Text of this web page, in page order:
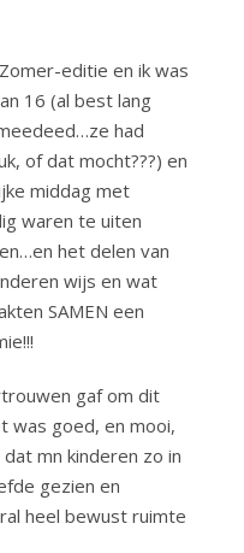
editie en ik was
16 (al best lang
had
of dat mocht???) en
middag met
waren te uiten
het delen van
wijs en wat
SAMEN een
gaf om dit
was goed, en mooi,
mn kinderen zo in
gezien en
heel bewust ruimte